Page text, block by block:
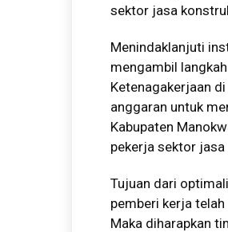
sektor jasa
Menindaklanjuti
mengambil
Ketenagakerjaan
anggaran untuk
Kabupaten
pekerja sektor
Tujuan dari
pemberi kerja
Maka diharapkan